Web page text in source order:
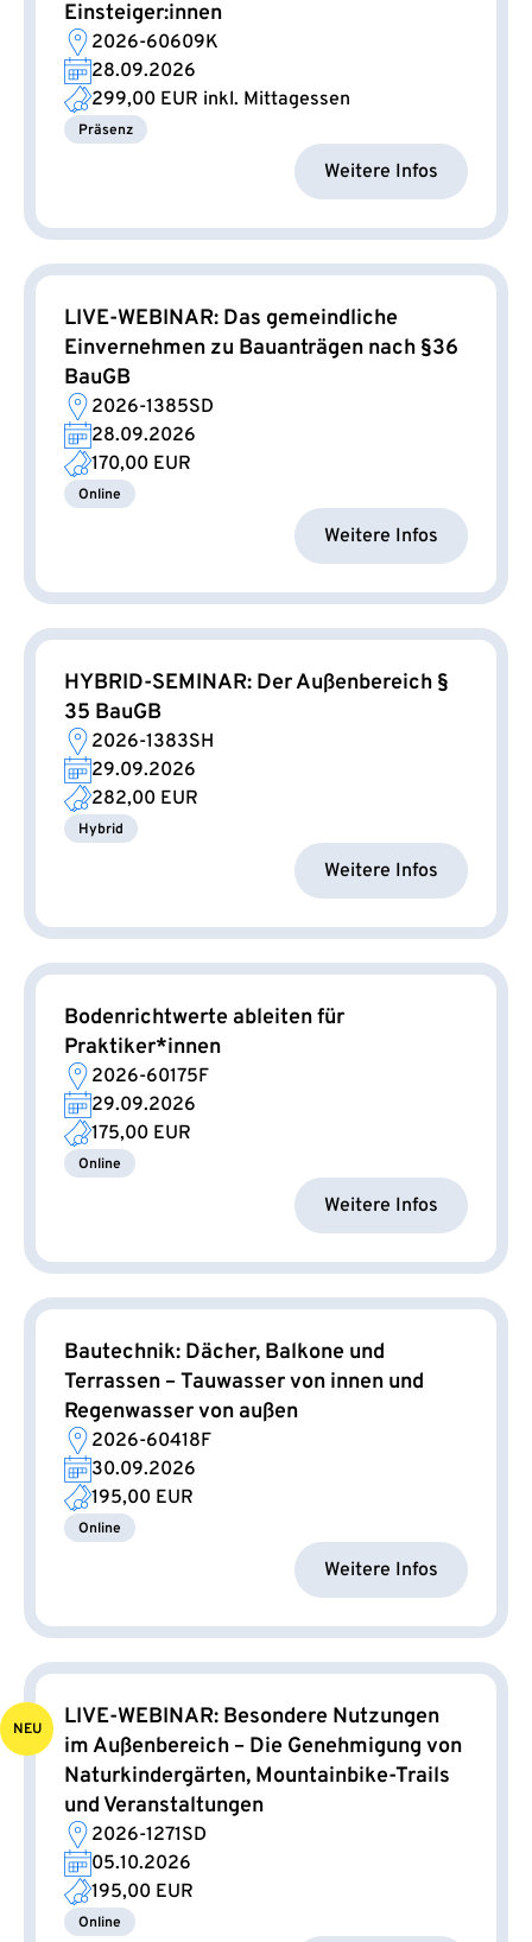
Einsteiger:innen
2026-60609K
28.09.2026
299,00 EUR inkl. Mittagessen
Präsenz
Weitere Infos
LIVE-WEBINAR: Das gemeindliche
Einvernehmen zu Bauanträgen nach §36
BauGB
2026-1385SD
28.09.2026
170,00 EUR
Online
Weitere Infos
HYBRID-SEMINAR: Der Außenbereich §
35 BauGB
2026-1383SH
29.09.2026
282,00 EUR
Hybrid
Weitere Infos
Bodenrichtwerte ableiten für
Praktiker*innen
2026-60175F
29.09.2026
175,00 EUR
Online
Weitere Infos
Bautechnik: Dächer, Balkone und
Terrassen – Tauwasser von innen und
Regenwasser von außen
2026-60418F
30.09.2026
195,00 EUR
Online
Weitere Infos
LIVE-WEBINAR: Besondere Nutzungen
im Außenbereich – Die Genehmigung von
Naturkindergärten, Mountainbike-Trails
und Veranstaltungen
2026-1271SD
05.10.2026
195,00 EUR
Online
NEU